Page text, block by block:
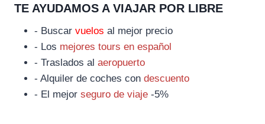
TE AYUDAMOS A VIAJAR POR LIBRE
- Buscar vuelos al mejor precio
- Los mejores tours en español
- Traslados al aeropuerto
- Alquiler de coches con descuento
- El mejor seguro de viaje -5%